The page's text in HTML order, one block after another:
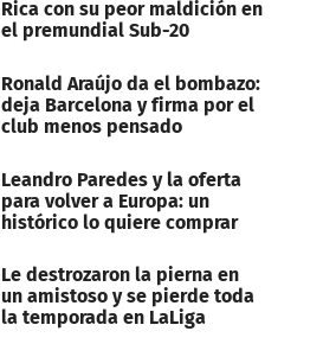
Rica con su peor maldición en
el premundial Sub-20
Ronald Araújo da el bombazo:
deja Barcelona y firma por el
club menos pensado
Leandro Paredes y la oferta
para volver a Europa: un
histórico lo quiere comprar
Le destrozaron la pierna en
un amistoso y se pierde toda
la temporada en LaLiga